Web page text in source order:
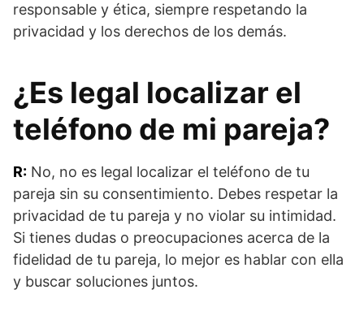
responsable y ética, siempre respetando la
privacidad y los derechos de los demás.
¿Es legal localizar el
teléfono de mi pareja?
R: No, no es legal localizar el teléfono de tu
pareja sin su consentimiento. Debes respetar la
privacidad de tu pareja y no violar su intimidad.
Si tienes dudas o preocupaciones acerca de la
fidelidad de tu pareja, lo mejor es hablar con ella
y buscar soluciones juntos.